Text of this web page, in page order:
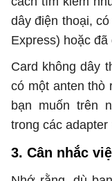
dây điện thoại,
Express) hoặc
Card không dây
có một anten thò
bạn muốn trên
trong các adapter
3. Cân nhắc